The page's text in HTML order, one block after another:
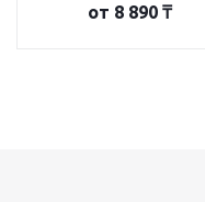
от 8 890 ₸